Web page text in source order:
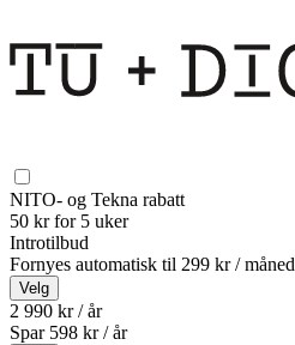
NITO- og Tekna rabatt
50 kr for 5 uker
Introtilbud
Fornyes automatisk til 299 kr / måned
Velg
2 990 kr / år
Spar 598 kr /år